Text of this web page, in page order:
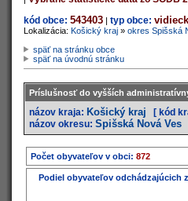
kód obce: 543403 | typ obce:
Lokalizácia: Košický kraj » okres Spišská
späť na stránku obce
späť na úvodnú stránku
Príslušnosť do vyšších
názov kraja: Košický kraj [ kód
názov okresu: Spišská Nová Ves
Počet obyvateľov v obci: 872
Podiel obyvateľov odchádzajúcich